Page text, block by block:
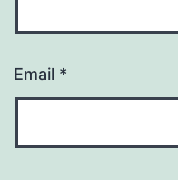
Email *